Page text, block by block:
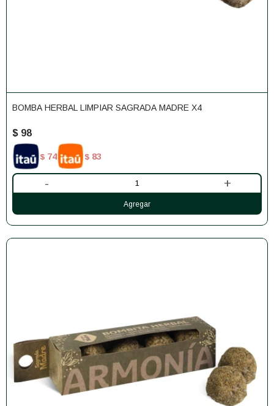
BOMBA HERBAL LIMPIAR SAGRADA MADRE X4
$ 98
$ 74 $ 83
- +